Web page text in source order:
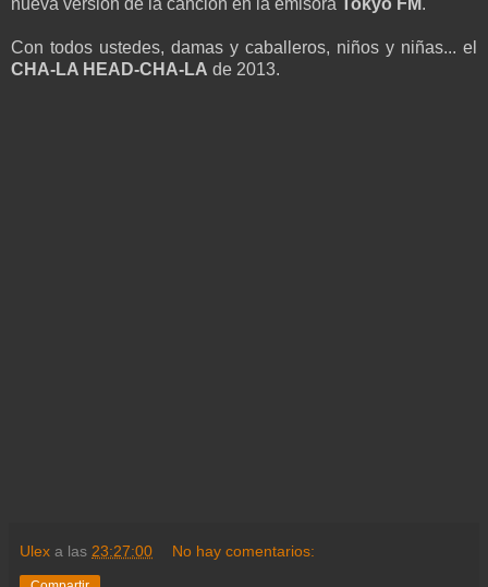
Con todos ustedes, damas y caballeros, niños y niñas... el
CHA-LA HEAD-CHA-LA de 2013.
Ulex a las 23:27:00 No hay comentarios: